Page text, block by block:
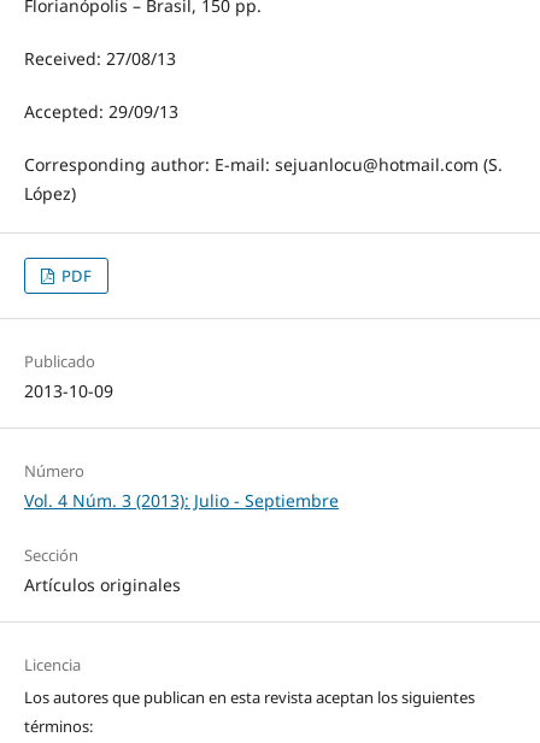
Florianópolis – Brasil, 150 pp.
Received: 27/08/13
Accepted: 29/09/13
Corresponding author: E-mail: sejuanlocu@hotmail.com (S.
López)
PDF
Publicado
2013-10-09
Número
Vol. 4 Núm. 3 (2013): Julio - Septiembre
Sección
Artículos originales
Licencia
Los autores que publican en esta revista aceptan los siguientes
términos: